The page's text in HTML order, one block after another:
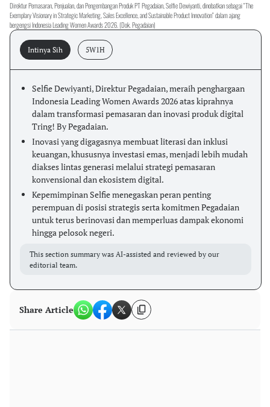
Direktur Pemasaran, Penjualan, dan Pengembangan Produk PT Pegadaian, Selfie Dewiyanti, dinobatkan sebagai “The
Exemplary Visionary in Strategic Marketing, Sales Excellence, and Sustainable Product Innovation” dalam ajang
bergengsi Indonesia Leading Women Awards 2026. (Dok. Pegadaian)
Intinya Sih 5W1H
Selfie Dewiyanti, Direktur Pegadaian, meraih penghargaan
Indonesia Leading Women Awards 2026 atas kiprahnya
dalam transformasi pemasaran dan inovasi produk digital
Tring! By Pegadaian.
Inovasi yang digagasnya membuat literasi dan inklusi
keuangan, khususnya investasi emas, menjadi lebih mudah
diakses lintas generasi melalui strategi pemasaran
konvensional dan ekosistem digital.
Kepemimpinan Selfie menegaskan peran penting
perempuan di posisi strategis serta komitmen Pegadaian
untuk terus berinovasi dan memperluas dampak ekonomi
hingga pelosok negeri.
This section summary was AI-assisted and reviewed by our
editorial team.
Share Article